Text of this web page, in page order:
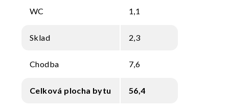
WC 1,1
Sklad 2,3
Chodba 7,6
Celková plocha bytu 56,4